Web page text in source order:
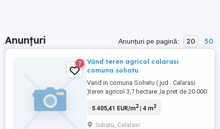
Anunțuri Anunțuri pe pagină: 20 50
7
Vând teren agricol calarasi
comuna sohatu
Vand in comuna Sohatu ( jud . Calarasi
)teren agricol 3,7 hectare ,la pret de 20.000
intabulare
5 405,41 EUR/m2| 4 m2
Sohatu, Calarasi